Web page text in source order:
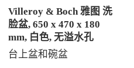
Villeroy & Boch 雅图 洗
脸盆, 650 x 470 x 180
mm, 白色, 无溢水孔
台上盆和碗盆